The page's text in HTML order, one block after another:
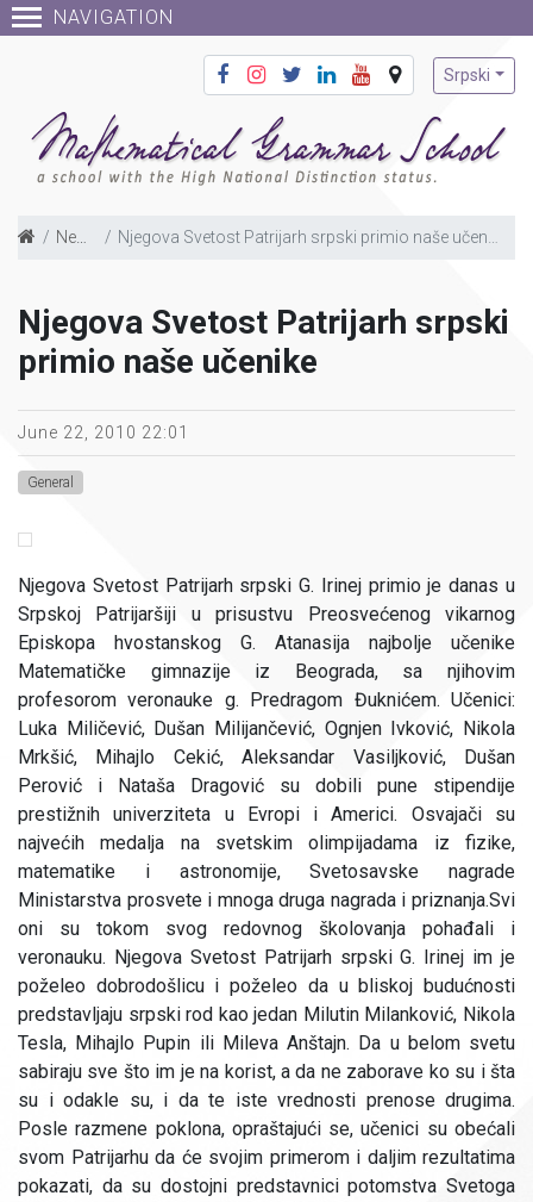
NAVIGATION
Srpski
News Njegova Svetost Patrijarh srpski primio naše učenike
Njegova Svetost Patrijarh srpski
primio naše učenike
June 22, 2010 22:01
General
Njegova Svetost Patrijarh srpski G. Irinej primio je danas u
Srpskoj Patrijaršiji u prisustvu Preosvećenog vikarnog
Episkopa hvostanskog G. Atanasija najbolje učenike
Matematičke gimnazije iz Beograda, sa njihovim
profesorom veronauke g. Predragom Đuknićem. Učenici:
Luka Miličević, Dušan Milijančević, Ognjen Ivković, Nikola
Mrkšić, Mihajlo Cekić, Aleksandar Vasiljković, Dušan
Perović i Nataša Dragović su dobili pune stipendije
prestižnih univerziteta u Evropi i Americi. Osvajači su
najvećih medalja na svetskim olimpijadama iz fizike,
matematike i astronomije, Svetosavske nagrade
Ministarstva prosvete i mnoga druga nagrada i priznanja.Svi
oni su tokom svog redovnog školovanja pohađali i
veronauku. Njegova Svetost Patrijarh srpski G. Irinej im je
poželeo dobrodošlicu i poželeo da u bliskoj budućnosti
predstavljaju srpski rod kao jedan Milutin Milanković, Nikola
Tesla, Mihajlo Pupin ili Mileva Anštajn. Da u belom svetu
sabiraju sve što im je na korist, a da ne zaborave ko su i šta
su i odakle su, i da te iste vrednosti prenose drugima.
Posle razmene poklona, opraštajući se, učenici su obećali
svom Patrijarhu da će svojim primerom i daljim rezultatima
pokazati, da su dostojni predstavnici potomstva Svetoga